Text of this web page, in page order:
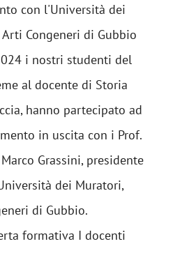
con l'Università dei
Congeneri di Gubbio
i nostri studenti del
al docente di Storia
hanno partecipato ad
in uscita con i Prof.
Grassini, presidente
dei Muratori,
di Gubbio.
formativa I docenti